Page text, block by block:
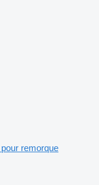
remorque